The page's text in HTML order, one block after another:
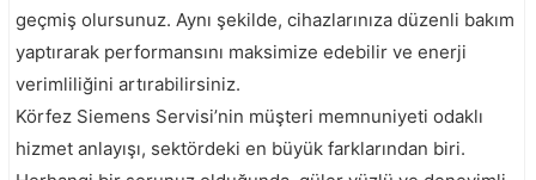
geçmiş olursunuz. Aynı şekilde, cihazlarınıza düzenli bakım
yaptırarak performansını maksimize edebilir ve enerji
verimliliğini artırabilirsiniz.
Körfez Siemens Servisi’nin müşteri memnuniyeti odaklı
hizmet anlayışı, sektördeki en büyük farklarından biri.